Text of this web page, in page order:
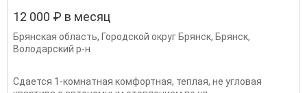
12 000 ₽ в месяц
Брянская область, Городской округ Брянск, Брянск,
Володарский р-н
Сдается 1-комнатная комфортная, теплая, не угловая